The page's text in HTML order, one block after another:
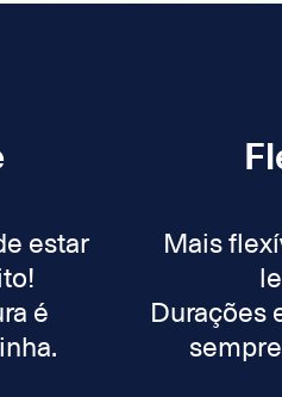
estar
é
Mais
Durações